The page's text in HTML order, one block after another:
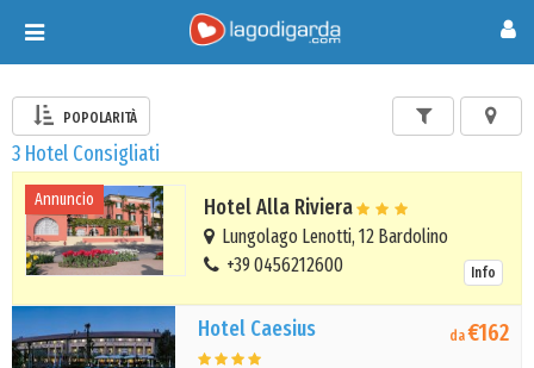
Toggle
navigation
POPOLARITÀ
3 Hotel Consigliati
Annuncio Hotel Alla Riviera
Lungolago Lenotti, 12 Bardolino
+39 0456212600
Info
Hotel Caesius da€162